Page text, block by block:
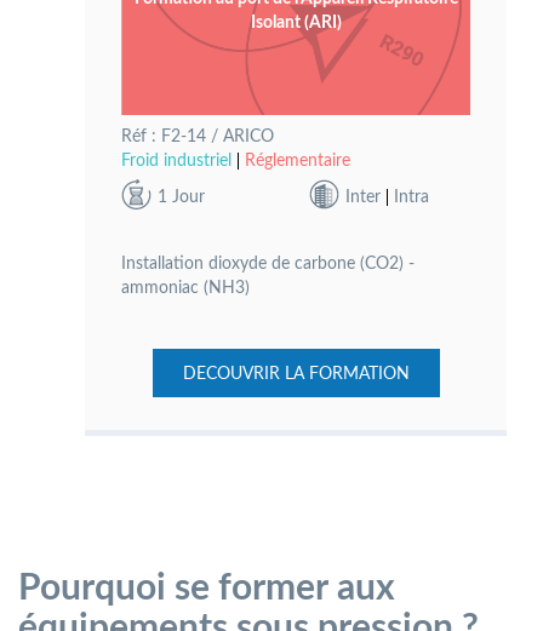
Isolant (ARI)
Réf : F2-14 / ARICO
Froid industriel
Réglementaire
1 Jour Inter Intra
Installation dioxyde de carbone (CO2) -
ammoniac (NH3)
DECOUVRIR LA FORMATION
Pourquoi se former aux